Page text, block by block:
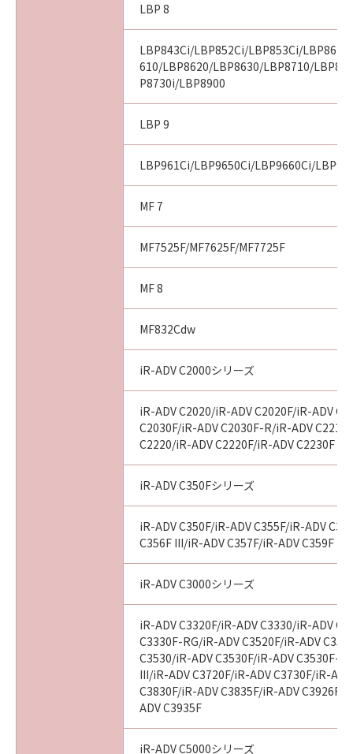
LBP 8
LBP843Ci/LBP852Ci/LBP853Ci/
610/LBP8620/LBP8630/LBP8710/
P8730i/LBP8900
LBP 9
LBP961Ci/LBP9650Ci/LBP9660Ci/
MF 7
MF7525F/MF7625F/MF7725F
MF 8
MF832Cdw
iR-ADV C2000シリーズ
iR-ADV C2020/iR-ADV C2020F/iR-ADV
C2030F/iR-ADV C2030F-R/iR-ADV
C2220/iR-ADV C2220F/iR-ADV C2230F
iR-ADV C350Fシリーズ
iR-ADV C350F/iR-ADV C355F/iR-ADV
C356F III/iR-ADV C357F/iR-ADV C359F
iR-ADV C3000シリーズ
iR-ADV C3320F/iR-ADV C3330/iR-ADV
C3330F-RG/iR-ADV C3520F/iR-ADV
C3530/iR-ADV C3530F/iR-ADV C3530F-
III/iR-ADV C3720F/iR-ADV C3730F/iR-
C3830F/iR-ADV C3835F/iR-ADV C3926F/
ADV C3935F
iR-ADV C5000シリーズ